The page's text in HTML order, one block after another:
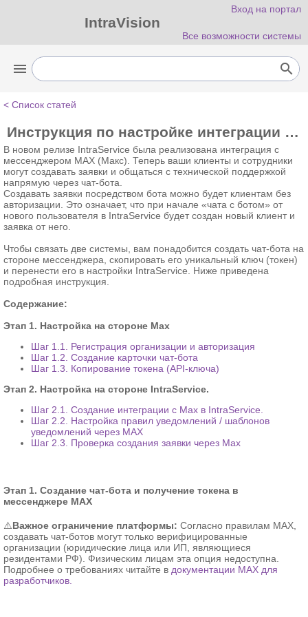
IntraVision
Вход на портал
Все возможности системы
menu search
< Список статей
Инструкция по настройке интеграции Max с IntraService.
В новом релизе IntraService была реализована интеграция с
мессенджером MAX (Макс). Теперь ваши клиенты и сотрудники
могут создавать заявки и общаться с технической поддержкой
напрямую через чат-бота.
Создавать заявки посредством бота можно будет клиентам без
авторизации. Это означает, что при начале «чата с ботом» от
нового пользователя в IntraService будет создан новый клиент и
заявка от него.
Чтобы связать две системы, вам понадобится создать чат-бота на
стороне мессенджера, скопировать его уникальный ключ (токен)
и перенести его в настройки IntraService. Ниже приведена
подробная инструкция.
Содержание:
Этап 1. Настройка на стороне Max
Шаг 1.1. Регистрация организации и авторизация
Шаг 1.2. Создание карточки чат-бота
Шаг 1.3. Копирование токена (API-ключа)
Этап 2. Настройка на стороне IntraService.
Шаг 2.1. Создание интеграции с Max в IntraService.
Шаг 2.2. Настройка правил уведомлений / шаблонов
уведомлений через MAX
Шаг 2.3. Проверка создания заявки через Max
Этап 1. Создание чат-бота и получение токена в
мессенджере MAX
⚠️Важное ограничение платформы: Согласно правилам MAX,
создавать чат-ботов могут только верифицированные
организации (юридические лица или ИП, являющиеся
резидентами РФ). Физическим лицам эта опция недоступна.
Подробнее о требованиях читайте в документации MAX для
разработчиков.